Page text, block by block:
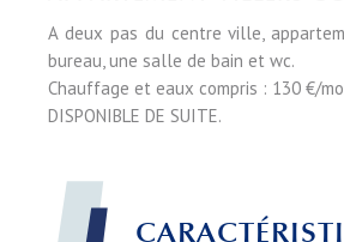
A deux pas du centre ville,
bureau, une salle de bain et wc.
Chauffage et eaux compris : 130 €/
DISPONIBLE DE SUITE.